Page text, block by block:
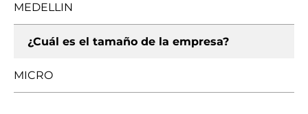
MEDELLIN
¿Cuál es el tamaño de la empresa?
MICRO